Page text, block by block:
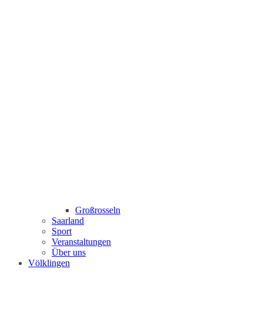
Großrosseln
Saarland
Sport
Veranstaltungen
Über uns
Völklingen